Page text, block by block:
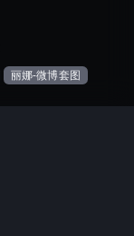
丽娜-微博套图